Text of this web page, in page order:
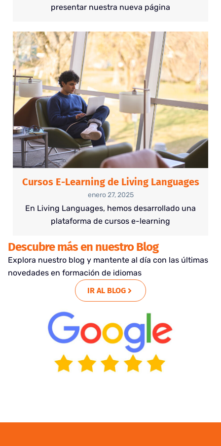
presentar nuestra nueva página
Cursos E-Learning de Living Languages
enero 27, 2025
En Living Languages, hemos desarrollado una
plataforma de cursos e-learning
Descubre más en nuestro Blog
Explora nuestro blog y mantente al día con las últimas
novedades en formación de idiomas
IR AL BLOG